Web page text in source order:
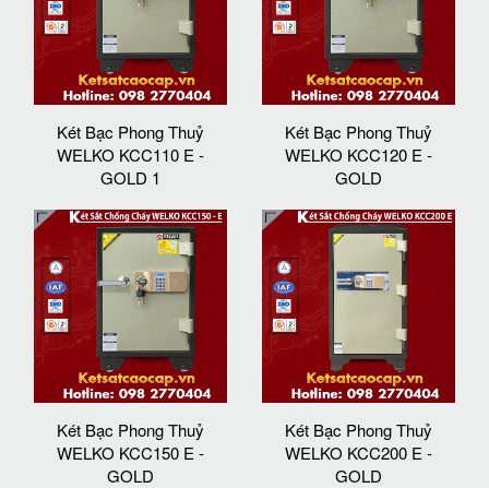
Két Bạc Phong Thuỷ
WELKO KCC110 E -
GOLD 1
Két Bạc Phong Thuỷ
WELKO KCC120 E -
GOLD
Két Bạc Phong Thuỷ
WELKO KCC150 E -
GOLD
Két Bạc Phong Thuỷ
WELKO KCC200 E -
GOLD